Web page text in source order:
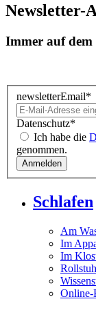
Newsletter-
Immer auf dem
newsletterEmail*
Datenschutz*
Ich habe die
genommen.
Schlafen
Am
Im
Im
Online-